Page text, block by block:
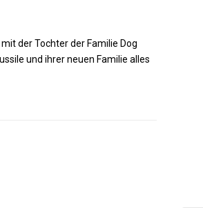
der Tochter der Familie Dog
und ihrer neuen Familie alles